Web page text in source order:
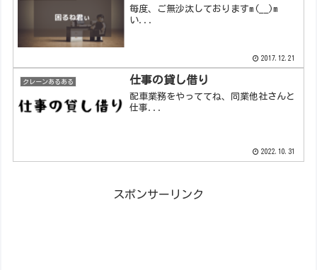
毎度、ご無沙汰しておりますm(__)m
い...
2017.12.21
クレーンあるある 仕事の貸し借り
配車業務をやっててね、同業他社さんと
仕事...
2022.10.31
スポンサーリンク